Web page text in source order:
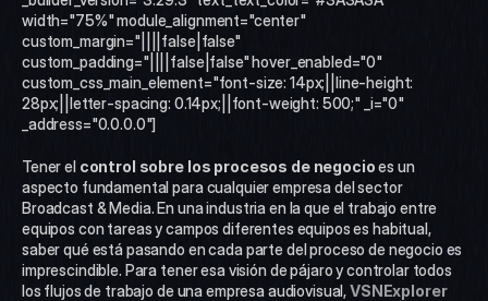
width="75%" module_alignment="center"
custom_margin="||||false|false"
custom_padding="||||false|false" hover_enabled="0"
custom_css_main_element="font-size: 14px;||line-height:
28px;||letter-spacing: 0.14px;||font-weight: 500;" _i="0"
_address="0.0.0.0"]
Tener el control sobre los procesos de negocio es un
aspecto fundamental para cualquier empresa del sector
Broadcast & Media. En una industria en la que el trabajo entre
equipos con tareas y campos diferentes equipos es habitual,
saber qué está pasando en cada parte del proceso de negocio es
imprescindible. Para tener esa visión de pájaro y controlar todos
los flujos de trabajo de una empresa audiovisual, VSNExplorer